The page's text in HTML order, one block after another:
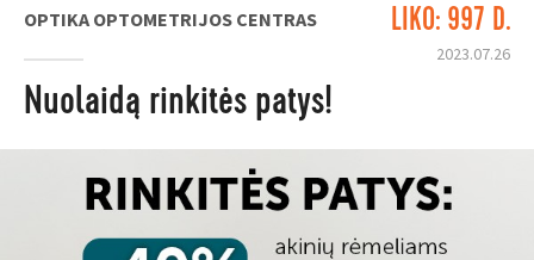
OPTIKA OPTOMETRIJOS CENTRAS LIKO: 997 D.
2023.07.26
Nuolaidą rinkitės patys!